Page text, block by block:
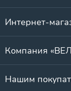
Интернет-
Компания
Нашим